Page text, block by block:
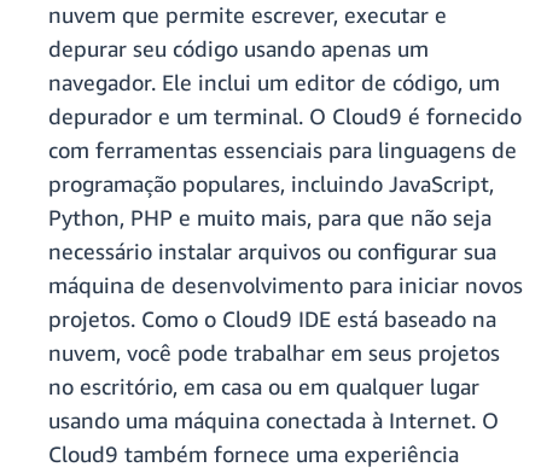
nuvem que permite escrever, executar e
depurar seu código usando apenas um
navegador. Ele inclui um editor de código, um
depurador e um terminal. O Cloud9 é fornecido
com ferramentas essenciais para linguagens de
programação populares, incluindo JavaScript,
Python, PHP e muito mais, para que não seja
necessário instalar arquivos ou configurar sua
máquina de desenvolvimento para iniciar novos
projetos. Como o Cloud9 IDE está baseado na
nuvem, você pode trabalhar em seus projetos
no escritório, em casa ou em qualquer lugar
usando uma máquina conectada à Internet. O
Cloud9 também fornece uma experiência